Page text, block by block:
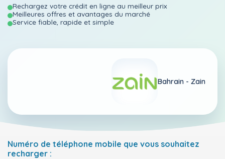
Rechargez votre crédit en ligne au meilleur prix
Meilleures offres et avantages du marché
Service fiable, rapide et simple
Bahrain - Zain
Numéro de téléphone mobile que vous souhaitez
recharger :